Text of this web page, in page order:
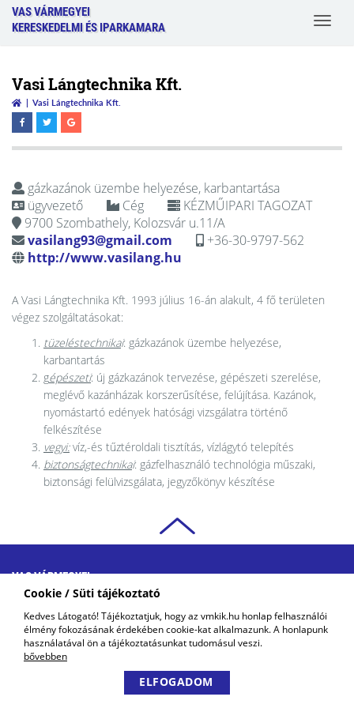
Cookie / Süti tájékoztató
Kedves Látogató! Tájékoztatjuk, hogy az vmkik.hu honlap felhasználói
élmény fokozásának érdekében cookie-kat alkalmazunk. A honlapunk
használatával ön a tájékoztatásunkat tudomásul veszi.
bővebben
ELFOGADOM
VAS VÁRMEGYEI
KERESKEDELMI ÉS IPARKAMARA
Toggle
Vasi Lángtechnika Kft.
Vasi Lángtechnika Kft.
gázkazánok üzembe helyezése, karbantartása
ügyvezető
Cég
KÉZMŰIPARI TAGOZAT
9700 Szombathely, Kolozsvár u.11/A
vasilang93@gmail.com
+36-30-9797-562
http://www.vasilang.hu
A Vasi Lángtechnika Kft. 1993 július 16-án alakult, 4 fő területen
végez szolgáltatásokat:
tüzeléstechnikai: gázkazánok üzembe helyezése,
karbantartás
gépészeti: új gázkazánok tervezése, gépészeti szerelése,
meglévő kazánházak korszerűsítése, felújítása. Kazánok,
nyomástartó edények hatósági vizsgálatra történő
felkészítése
vegyi:víz,-és tűztéroldali tisztítás, vízlágytó telepítés
biztonságtechnikai: gázfelhasználó technológia műszaki,
biztonsági felülvizsgálata, jegyzőkönyv készítése
VAS VÁRMEGYEI
KERESKEDELMI ÉS IPARKAMARA
POWERED BY POSITIVE ADAMSKY